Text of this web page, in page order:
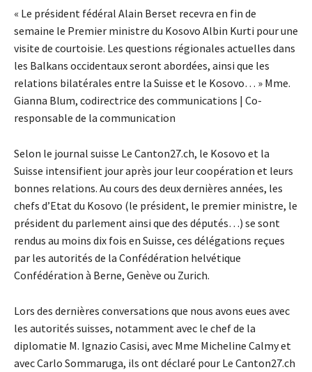
« Le président fédéral Alain Berset recevra en fin de
semaine le Premier ministre du Kosovo Albin Kurti pour une
visite de courtoisie. Les questions régionales actuelles dans
les Balkans occidentaux seront abordées, ainsi que les
relations bilatérales entre la Suisse et le Kosovo… » Mme.
Gianna Blum, codirectrice des communications | Co-
responsable de la communication
Selon le journal suisse Le Canton27.ch, le Kosovo et la
Suisse intensifient jour après jour leur coopération et leurs
bonnes relations. Au cours des deux dernières années, les
chefs d’Etat du Kosovo (le président, le premier ministre, le
président du parlement ainsi que des députés…) se sont
rendus au moins dix fois en Suisse, ces délégations reçues
par les autorités de la Confédération helvétique
Confédération à Berne, Genève ou Zurich.
Lors des dernières conversations que nous avons eues avec
les autorités suisses, notamment avec le chef de la
diplomatie M. Ignazio Casisi, avec Mme Micheline Calmy et
avec Carlo Sommaruga, ils ont déclaré pour Le Canton27.ch